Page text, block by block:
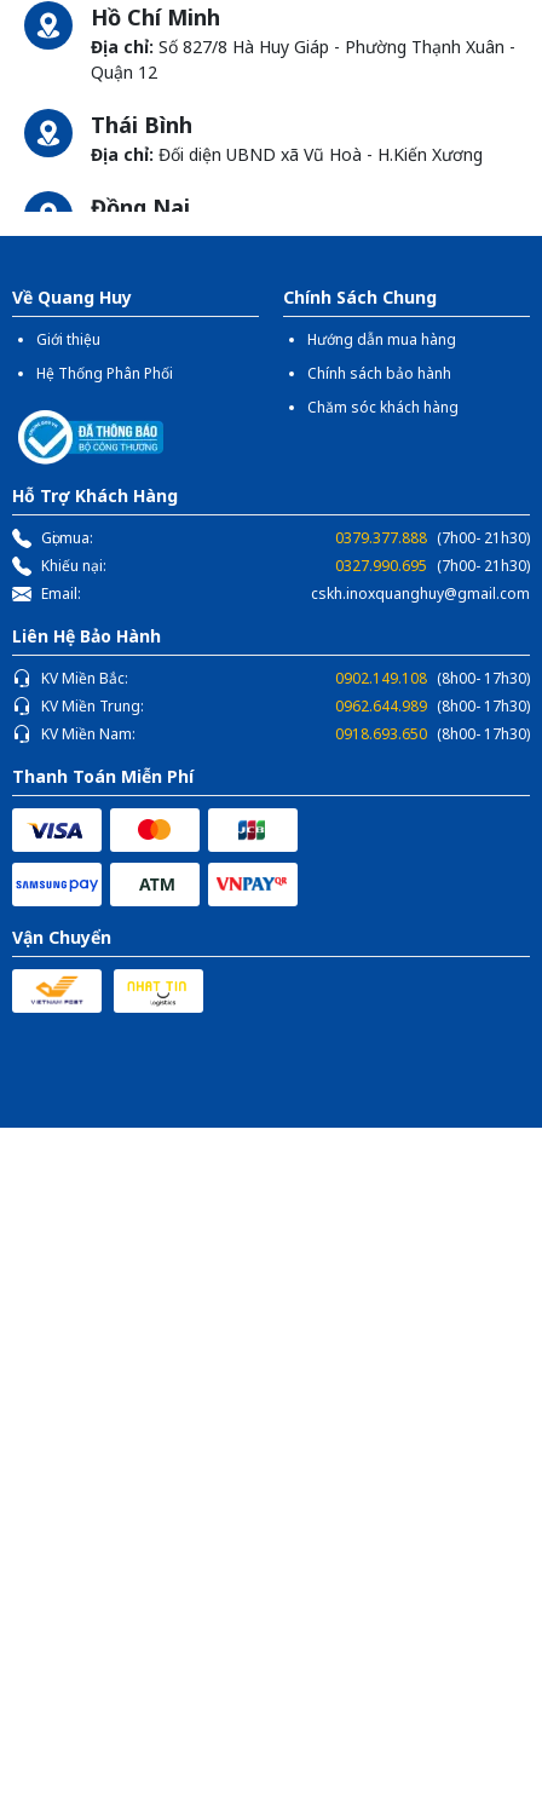
Hồ Chí Minh
Địa chỉ: Số 827/8 Hà Huy Giáp - Phường Thạnh Xuân -
Quận 12
Thái Bình
Địa chỉ: Đối diện UBND xã Vũ Hoà - H.Kiến Xương
Đồng Nai
Địa chỉ:1066- QL 51 Tổ 3 - Ấp Đồng - Phước Tân -
Về Quang Huy
Giới thiệu
Hệ Thống Phân Phối
Chính Sách Chung
Hướng dẫn mua hàng
Chính sách bảo hành
Chăm sóc khách hàng
Hỗ Trợ Khách Hàng
Gọi mua: 0379.377.888 (7h00- 21h30)
Khiếu nại:
0327.990.695 (7h00- 21h30)
Email:
cskh.inoxquanghuy@gmail.com
Liên Hệ Bảo Hành
KV Miền Bắc: 0902.149.108 (8h00- 17h30)
KV Miền Trung:
0962.644.989 (8h00- 17h30)
KV Miền Nam:
0918.693.650 (8h00- 17h30)
Thanh Toán Miễn Phí
Vận Chuyển